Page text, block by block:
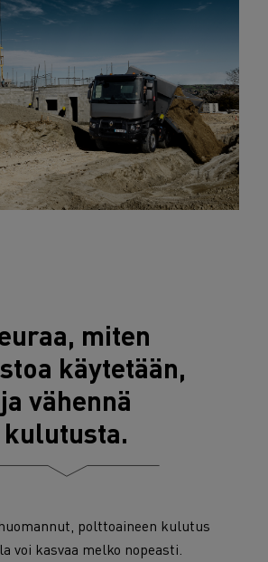
miten
käytetään,
ja vähennä
kulutusta.
polttoaineen kulutus
voi kasvaa melko nopeasti.